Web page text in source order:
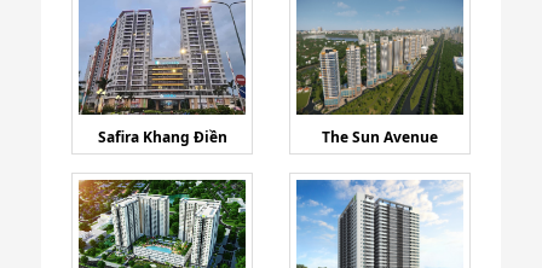
Safira Khang Điền The Sun Avenue